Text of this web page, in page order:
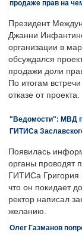
продаже прав на
Президент
Джанни
организации в
обсуждался
продажи доли
По итогам
отказе от проекта.
"Ведомости": МВД
ГИТИСа
Появилась
органы проводят
ГИТИСа Григория
что он покидает
ректор написал
желанию.
Олег Газманов